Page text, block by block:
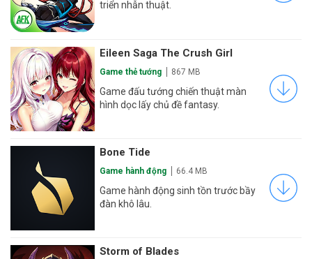
triển nhẫn thuật.
Eileen Saga The Crush Girl
Game thẻ tướng 867 MB
Game đấu tướng chiến thuật màn
hình dọc lấy chủ đề fantasy.
Bone Tide
Game hành động 66.4 MB
Game hành động sinh tồn trước bầy
đàn khô lâu.
Storm of Blades